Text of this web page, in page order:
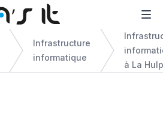
Infrastructure
informatique
à La